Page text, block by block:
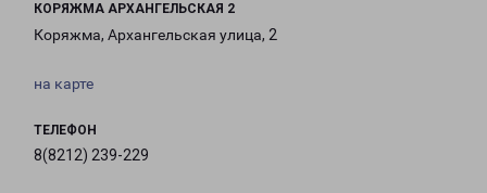
КОРЯЖМА АРХАНГЕЛЬСКАЯ 2
Коряжма, Архангельская улица, 2
на карте
ТЕЛЕФОН
8(8212) 239-229